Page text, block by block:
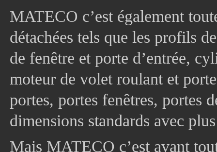
MATECO c’est également
détachées tels que les profils
de fenêtre et porte d’entrée,
moteur de volet roulant et
portes, portes fenêtres, portes
dimensions standards avec
Mais MATECO c’est avant